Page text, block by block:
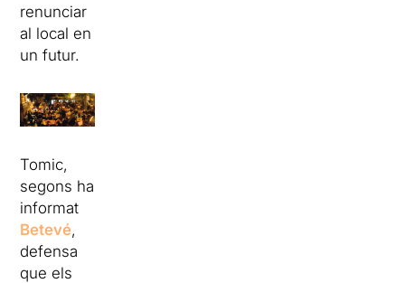
renunciar
al local en
un futur.
Tomic,
segons ha
informat
Betevé,
defensa
que els